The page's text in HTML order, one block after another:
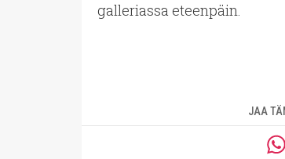
galleriassa eteenpäin.
JAA